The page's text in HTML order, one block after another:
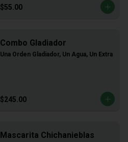
$55.00
Combo Gladiador
Una Orden Gladiador, Un Agua, Un Extra
$245.00
Mascarita Chichanieblas